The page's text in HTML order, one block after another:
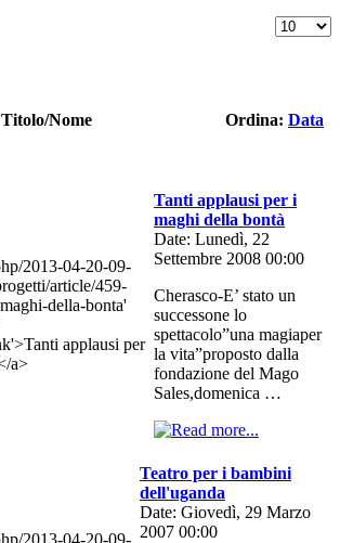
Titolo/Nome Ordina: Data
Tanti applausi per i
maghi della bontà
Date: Lunedì, 22
Settembre 2008 00:00
Cherasco-E’ stato un
successone lo
spettacolo”una magiaper
la vita”proposto dalla
fondazione del Mago
Sales,domenica …
Teatro per i bambini
dell'uganda
Date: Giovedì, 29 Marzo
2007 00:00